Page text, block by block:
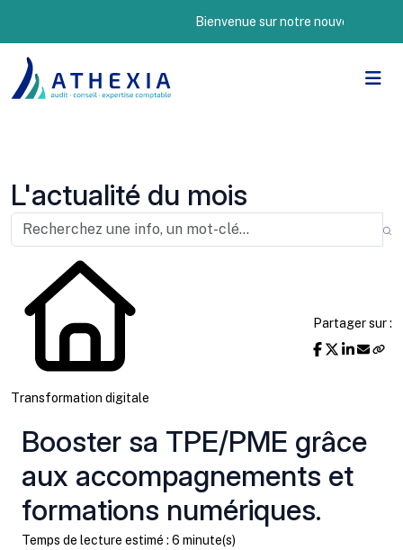
Bienvenue sur notre nouveau site
L'actualité du mois
Transformation digitale
Partager sur :
Booster sa TPE/PME grâce
aux accompagnements et
formations numériques.
Temps de lecture estimé : 6 minute(s)